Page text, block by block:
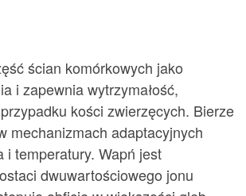
ścian komórkowych jako
i zapewnia wytrzymałość,
kości zwierzęcych. Bierze
mechanizmach adaptacyjnych
i temperatury. Wapń jest
dwuwartościowego jonu